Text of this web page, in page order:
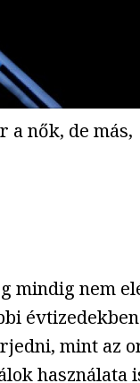
a nők, de más,
mindig nem
mint az
használata